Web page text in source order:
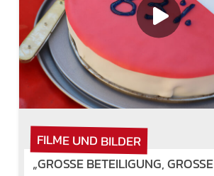
FILME UND BILDER
„GROSSE BETEILIGUNG, GROSSE ZU